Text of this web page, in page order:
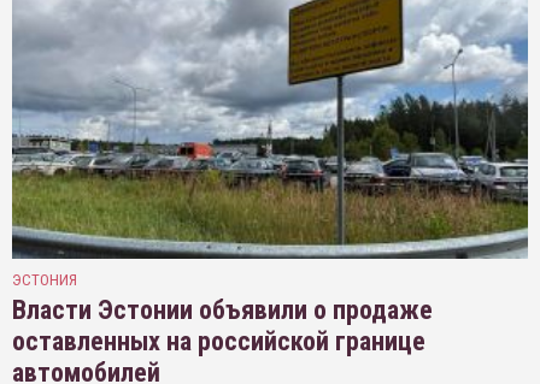
ЭСТОНИЯ
Власти Эстонии объявили о продаже
оставленных на российской границе
автомобилей